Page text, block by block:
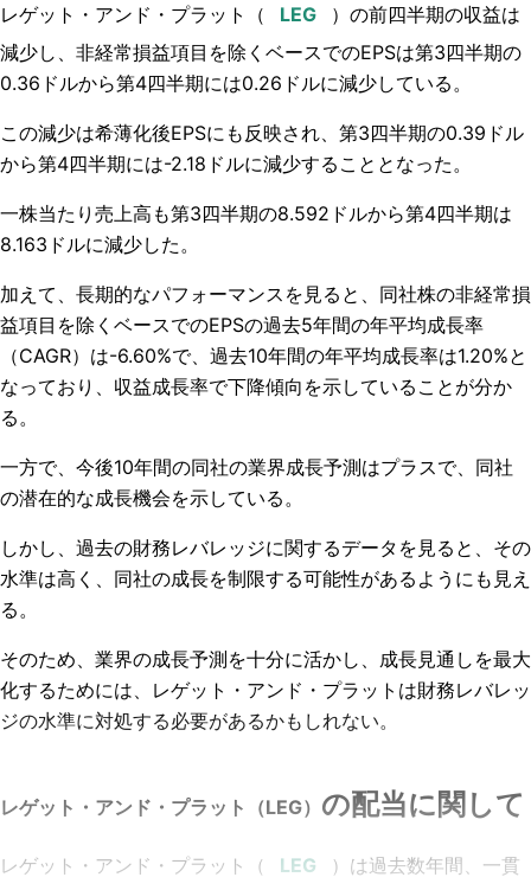
レゲット・アンド・プラット（
）の前四半期の収益は
減少し、 非経常損益項目 を除くベースでのEPSは第3四半期の
0.36ドルから第4四半期には0.26ドルに減少している。
この減少は希薄化後EPSにも反映され、第3四半期の0.39ドル
から第4四半期には-2.18ドルに減少することとなった。
一株当たり売上高も第3四半期の8.592ドルから第4四半期は
8.163ドルに減少した。
加えて、長期的なパフォーマンスを見ると、 同社株の非経常損
益項目 を除くベースでのEPSの過去5年間の年平均成長率
（CAGR） は-6.60%で、過去10年間の年平均成長率は1.20%と
なっており、 収益成長率で下降傾向を示していることが分か
る。
一方で、今後10年間の同社の業界成長予測はプラスで、同社
の潜在的な成長機会を示している。
しかし、過去の財務レバレッジに関するデータを見ると、その
水準は高く、同社の成長を制限する可能性があるようにも見え
る。
そのため、業界の成長予測を十分に活かし、成長見通しを最大
化するためには、レゲット・アンド・プラットは財務レバレッ
ジの水準に対処する必要があるかもしれない。
レゲット・アンド・プラット（LEG） の配当に関して
レゲット・アンド・プラット（
）は過去数年間、一貫